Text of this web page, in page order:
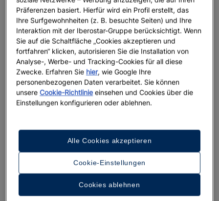
Selection Lanzarote Park, ein 5-Sterne-Hotel bei Playa
Blanca, das für Familien und Paare gleichermaßen
konzipiert wurde. Dieses Hotel entführt Sie in eine
andere Welt: Die mondähnlichen Landschaften
ringsum bringen Sie der besonderen Energie der
Insel ganz nah. Wer mit Kindern reist und einHotel
mit Wasserrutschen auf Lanzarotesucht, findet hier
einen Bereich mitWasserrutschen und
abwechslungsreichen Aktivitäten für Kinder
des Hotels, kreisförmige Bauten, die
von der traditionellen Ästhetik der Insel inspiriert
sind, öffnen sich zum Horizont und nehmen Bezug
auf die Felsen der Umgebung. Das besondere
Design entstand unter der künstlerischen Aufsicht
Präferenzen basiert. Hierfür wird ein Profil erstellt, das
Ihre Surfgewohnheiten (z. B. besuchte Seiten) und Ihre
Interaktion mit der Iberostar-Gruppe berücksichtigt. Wenn
Sie auf die Schaltfläche „Cookies akzeptieren und
fortfahren“ klicken, autorisieren Sie die Installation von
Analyse-, Werbe- und Tracking-Cookies für all diese
Zwecke. Erfahren Sie hier, wie Google Ihre
personenbezogenen Daten verarbeitet. Sie können
unsereCookie-Richtlinie einsehen und Cookies über die
Einstellungen konfigurieren oder ablehnen.
Cookie-Einstellungen
Cookies ablehnen
Alle Cookies akzeptieren